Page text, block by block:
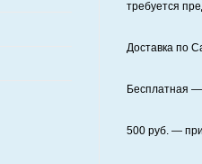
требуется
Доставка по
Бесплатная —
500руб. — при